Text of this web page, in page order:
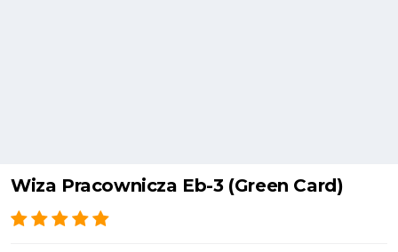
Wiza Pracownicza Eb-3 (Green Card)